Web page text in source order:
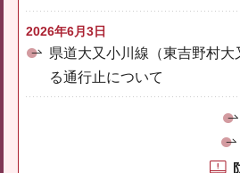
2026年6月3日
県道大又小川線（東吉野村大
る通行止について